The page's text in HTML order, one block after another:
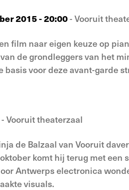
2015 - 20:00- Vooruit
film naar eigen keuze op
de grondleggers van het
voor deze avant-garde
- Vooruit theaterzaal
de Balzaal van Vooruit
komt hij terug met een
Antwerps electronica
visuals.